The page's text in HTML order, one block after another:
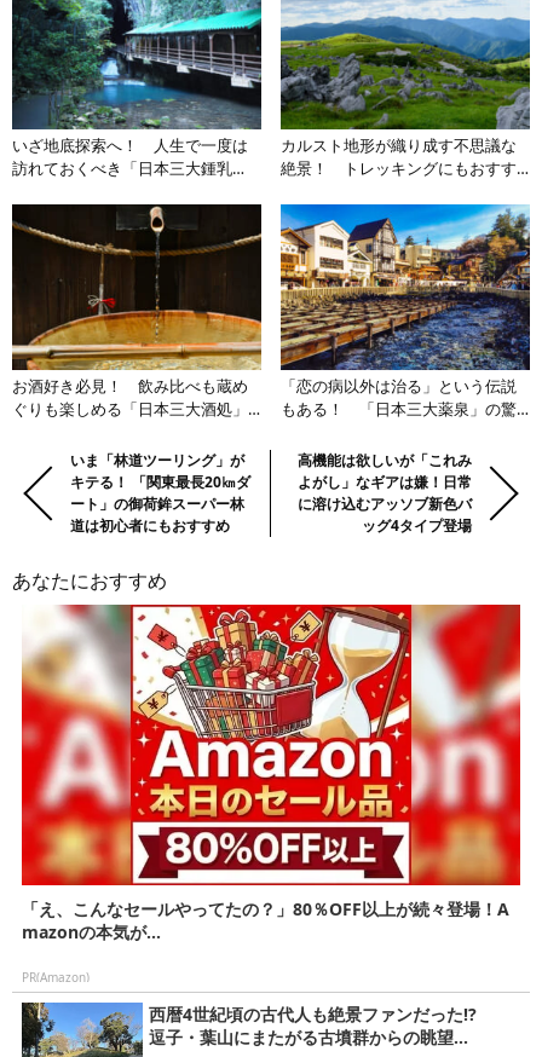
いざ地底探索へ！ 人生で一度は
訪れておくべき「日本三大鍾乳
カルスト地形が織り成す不思議な
絶景！ トレッキングにもおすす
とは
お酒好き必見！ 飲み比べも蔵め
ぐりも楽しめる「日本三大酒処」
「恋の病以外は治る」という伝説
もある！ 「日本三大薬泉」の驚
の
次
事
Previous:いま「林道ツーリング」が
キテる！ 「関東最長20㎞ダ
ート」の御荷鉾スーパー林
道は初心者にもおすすめ
Next:高機能は欲しいが「これみ
よがし」なギアは嫌！日常
に溶け込むアッソブ新色バ
ッグ4タイプ登場
あなたにおすすめ
「え、こんなセールやってたの？」80％OFF以上が続々登場！A
mazonの本気が...
PR(Amazon)
西暦4世紀頃の古代人も絶景ファンだった!?
逗子・葉山にまたがる古墳群からの眺望...